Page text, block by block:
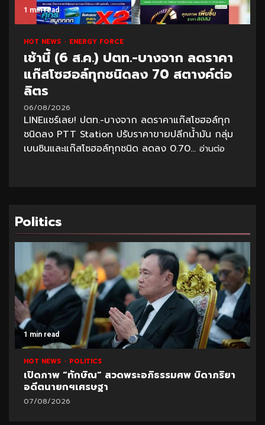
1 min read
HOT NEWS ENERGY FORCE
เช้านี้ (6 ส.ค.) ปตท.-บางจาก ลดราคา
แก๊สโซฮอล์ทุกชนิดลง 70 สตางค์ต่อ
ลิตร
06/08/2026
LINEแชร์เลย! ปตท.-บางจาก ลดราคาแก๊สโซฮอล์ทุก
ชนิดลง PTT Station ปรับราคาขายปลีกน้ำมัน กลุ่ม
เบนซินและแก๊สโซฮอล์ทุกชนิด ลดลง 0.70... อ่านต่อ
Politics
1 min read
HOT NEWS POLITICS
เปิดภาพ “ทักษิณ” สวดพระอภิธรรมศพ บิดาภริยา
อดีตนายกฯเศรษฐา
07/08/2026